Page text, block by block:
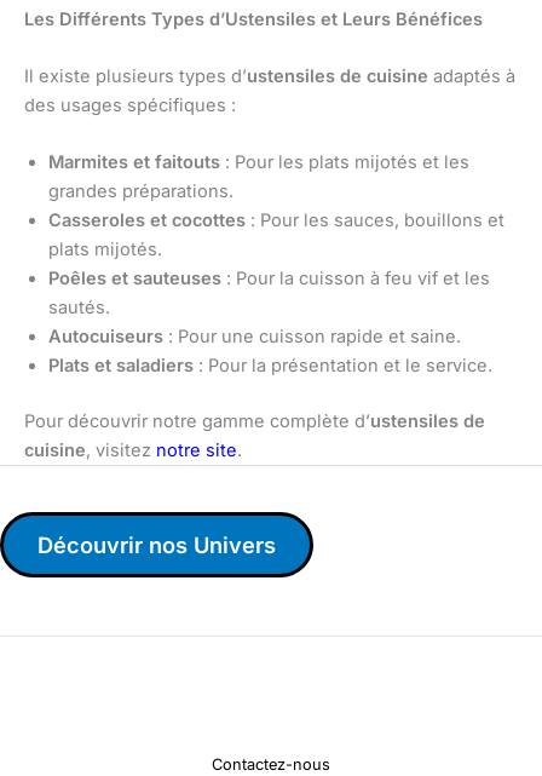
Les Différents Types d’Ustensiles et Leurs Bénéfices
Il existe plusieurs types d’ustensiles de cuisine adaptés à
des usages spécifiques :
Marmites et faitouts : Pour les plats mijotés et les
grandes préparations.
Casseroles et cocottes : Pour les sauces, bouillons et
plats mijotés.
Poêles et sauteuses : Pour la cuisson à feu vif et les
sautés.
Autocuiseurs : Pour une cuisson rapide et saine.
Plats et saladiers : Pour la présentation et le service.
Pour découvrir notre gamme complète d’ustensiles de
cuisine, visitez notre site.
Découvrir nos Univers
Contactez-nous